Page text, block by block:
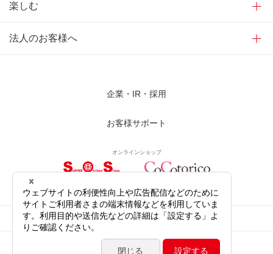
楽しむ
法人のお客様へ
企業・IR・採用
お客様サポート
オンラインショップ
サイトご利用にあたって プライバシーポリシー
サイトマップ